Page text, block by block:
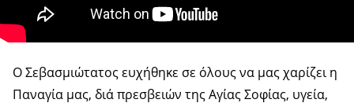
Ο Σεβασμιώτατος ευχήθηκε σε όλους να μας χαρίζει η
Παναγία μας, διά πρεσβειών της Αγίας Σοφίας, υγεία,